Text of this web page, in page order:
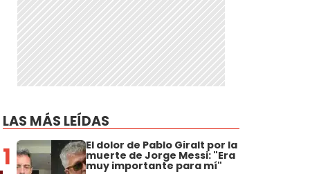
LAS MÁS LEÍDAS
1 El dolor de Pablo Giralt por la
muerte de Jorge Messi: "Era
muy importante para mí"